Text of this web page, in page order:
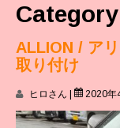
ALLION / ア
取り付け
ヒロさん 2020年